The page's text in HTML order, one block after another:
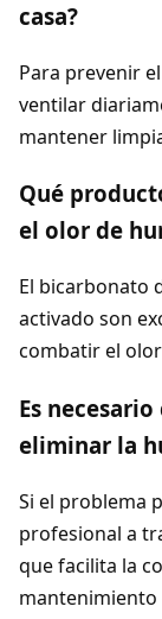
casa?
Para prevenir
ventilar
mantener
Qué
el olor de
El bicarbonato
activado son
combatir el
Es
eliminar la
Si el problema
profesional a
que facilita la
mantenimiento